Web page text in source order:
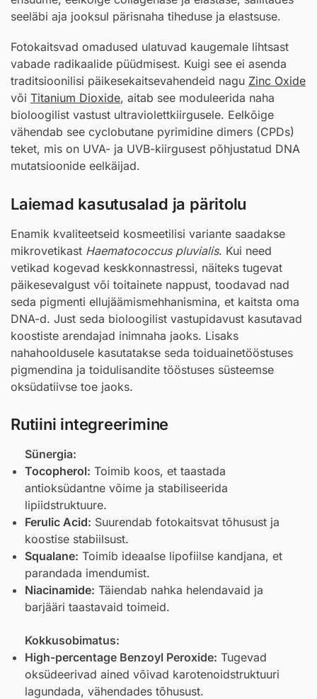
seeläbi aja jooksul pärisnaha tiheduse ja elastsuse.
Fotokaitsvad omadused ulatuvad kaugemale lihtsast
vabade radikaalide püüdmisest. Kuigi see ei asenda
traditsioonilisi päikesekaitsevahendeid nagu Zinc Oxide
või Titanium Dioxide, aitab see moduleerida naha
bioloogilist vastust ultraviolettkiirgusele. Eelkõige
vähendab see cyclobutane pyrimidine dimers (CPDs)
teket, mis on UVA- ja UVB-kiirgusest põhjustatud DNA
mutatsioonide eelkäijad.
Laiemad kasutusalad ja päritolu
Enamik kvaliteetseid kosmeetilisi variante saadakse
mikrovetikast Haematococcus pluvialis. Kui need
vetikad kogevad keskkonnastressi, näiteks tugevat
päikesevalgust või toitainete nappust, toodavad nad
seda pigmenti ellujäämismehhanismina, et kaitsta oma
DNA-d. Just seda bioloogilist vastupidavust kasutavad
koostiste arendajad inimnaha jaoks. Lisaks
nahahooldusele kasutatakse seda toiduainetööstuses
pigmendina ja toidulisandite tööstuses süsteemse
oksüdatiivse toe jaoks.
Rutiini integreerimine
Sünergia:
Tocopherol: Toimib koos, et taastada
antioksüdantne võime ja stabiliseerida
lipiidstruktuure.
Ferulic Acid: Suurendab fotokaitsvat tõhusust ja
koostise stabiilsust.
Squalane: Toimib ideaalse lipofiilse kandjana, et
parandada imendumist.
Niacinamide: Täiendab nahka helendavaid ja
barjääri taastavaid toimeid.
Kokkusobimatus:
High-percentage Benzoyl Peroxide: Tugevad
oksüdeerivad ained võivad karotenoidstruktuuri
lagundada, vähendades tõhusust.